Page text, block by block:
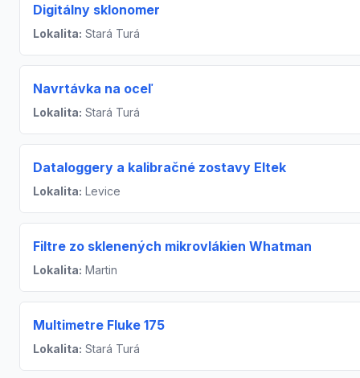
Digitálny sklonomer
Lokalita: Stará Turá
Navrtávka na oceľ
Lokalita: Stará Turá
Dataloggery a kalibračné zostavy Eltek
Lokalita: Levice
Filtre zo sklenených mikrovlákien Whatman
Lokalita: Martin
Multimetre Fluke 175
Lokalita: Stará Turá